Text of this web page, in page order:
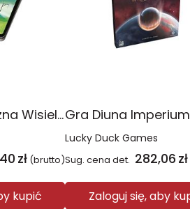
Gra magnetyczna Wisielec
zł (brutto)
kupić
Lucky Duck Games
Sug. cena det. 282,06 zł
Zaloguj się, aby